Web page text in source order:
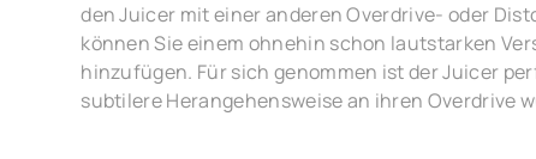
den Juicer mit einer anderen Overdrive- oder
können Sie einem ohnehin schon lautstarken
hinzufügen. Für sich genommen ist der Juicer
subtilere Herangehensweise an ihren Overdrive